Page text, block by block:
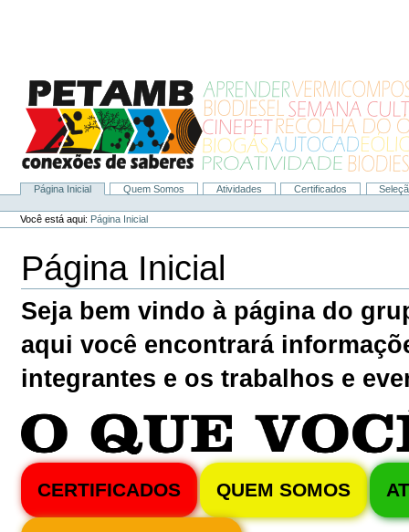
navegação
NavegaçãoPágina Inicial Quem Somos Atividades Certificados
Ferramentas
Pessoais
Você está aqui: Página Inicial
Página Inicial
Seja bem vindo à página do
aqui você encontrará
integrantes e os trabalhos e
CERTIFICADOS QUEM SOMOS